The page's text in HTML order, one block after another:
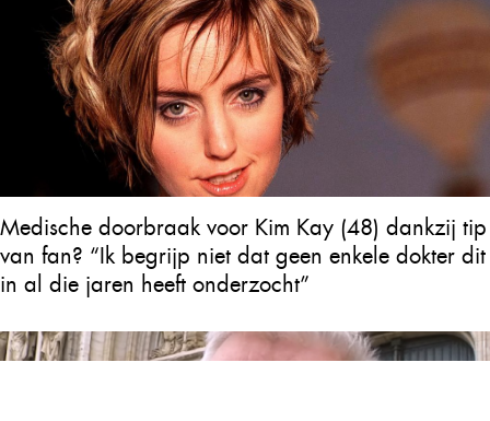
Medische doorbraak voor Kim Kay (48) dankzij tip
van fan? “Ik begrijp niet dat geen enkele dokter dit
in al die jaren heeft onderzocht”